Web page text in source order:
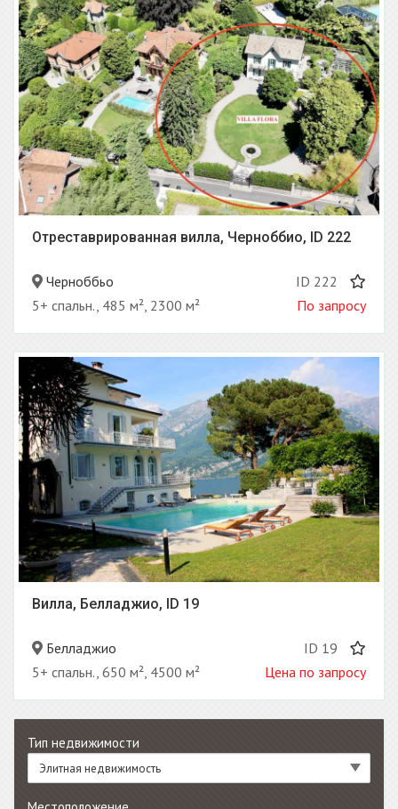
Отреставрированная вилла, Черноббио, ID 222
Черноббьо
ID 222
5+ спальн., 485 м², 2300 м²
По запросу
Вилла, Белладжио, ID 19
Белладжио
ID 19
5+ спальн., 650 м², 4500 м²
Цена по запросу
Тип недвижимости
Элитная недвижимость